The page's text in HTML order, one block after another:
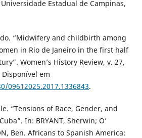
Estadual de Campinas,
“Midwifery and childbirth among
in Rio de Janeiro in the first half
Women’s History Review, v. 27,
Disponível em
09612025.2017.1336843.
“Tensions of Race, Gender, and
In: BRYANT, Sherwin; O’
Ben. Africans to Spanish America: